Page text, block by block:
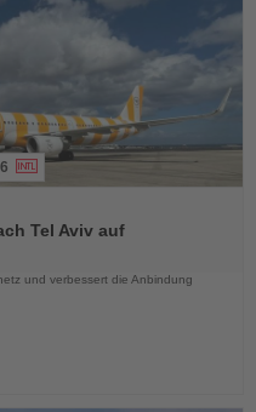
Tel Aviv auf
und verbessert die Anbindung